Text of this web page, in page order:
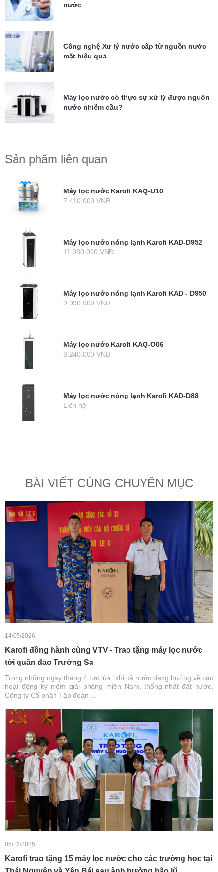
nước
Công nghệ Xử lý nước cấp từ nguồn nước
mặt hiệu quả
Máy lọc nước có thực sự xử lý được nguồn
nước nhiễm dầu?
Sản phẩm liên quan
Máy lọc nước Karofi KAQ-U10
7.410.000 VNĐ
Máy lọc nước nóng lạnh Karofi KAD-D952
11.030.000 VNĐ
Máy lọc nước nóng lạnh Karofi KAD - D950
9.990.000 VNĐ
Máy lọc nước Karofi KAQ-O06
8.240.000 VNĐ
Máy lọc nước nóng lạnh Karofi KAD-D88
Liên hệ
BÀI VIẾT CÙNG CHUYÊN MỤC
14/05/2026
Karofi đồng hành cùng VTV - Trao tặng máy lọc nước
tới quần đảo Trường Sa
Trong những ngày tháng 4 rực lửa, khi cả nước đang hướng về các
hoạt động kỷ niệm giải phóng miền Nam, thống nhất đất nước,
Công ty Cổ phần Tập đoàn ...
05/12/2025
Karofi trao tặng 15 máy lọc nước cho các trường học tại